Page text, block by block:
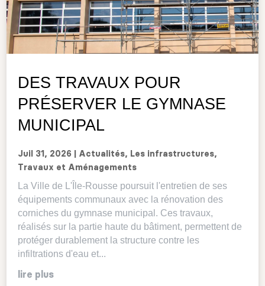
DES TRAVAUX POUR
PRÉSERVER LE GYMNASE
MUNICIPAL
Juil 31, 2026 Actualités, Les infrastructures,
Travaux et Aménagements
La Ville de L'Île-Rousse poursuit l'entretien de ses
équipements communaux avec la rénovation des
corniches du gymnase municipal. Ces travaux,
réalisés sur la partie haute du bâtiment, permettent de
protéger durablement la structure contre les
infiltrations d'eau et...
lire plus